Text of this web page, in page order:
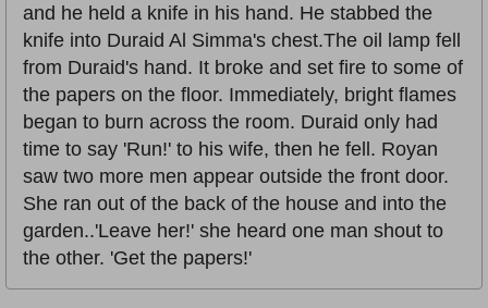
and he held a knife in his hand. He stabbed the
knife into Duraid Al Simma's chest.The oil lamp fell
from Duraid's hand. It broke and set fire to some of
the papers on the floor. Immediately, bright flames
began to burn across the room. Duraid only had
time to say 'Run!' to his wife, then he fell. Royan
saw two more men appear outside the front door.
She ran out of the back of the house and into the
garden..'Leave her!' she heard one man shout to
the other. 'Get the papers!'